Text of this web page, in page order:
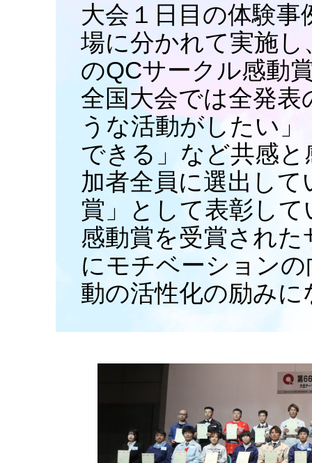
大会１日目の体験事
場に分かれて実施
のQCサークル感動
全国大会では全発
うな活動がしたい
できる」など共感
加者全員に選出し
賞」として表彰して
感動賞を受賞され
にモチベーション
動の活性化の励み